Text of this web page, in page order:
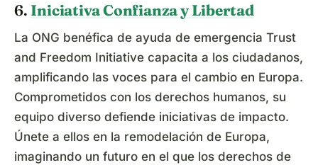
6. Iniciativa Confianza y Libertad
La ONG benéfica de ayuda de emergencia Trust
and Freedom Initiative capacita a los ciudadanos,
amplificando las voces para el cambio en Europa.
Comprometidos con los derechos humanos, su
equipo diverso defiende iniciativas de impacto.
Únete a ellos en la remodelación de Europa,
imaginando un futuro en el que los derechos de